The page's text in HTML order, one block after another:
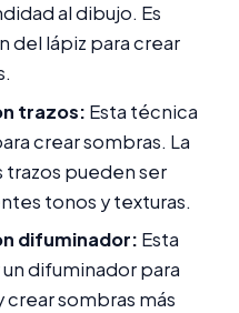
al dibujo. Es
del lápiz para crear
trazos: Esta técnica
crear sombras. La
pueden ser
tonos y texturas.
difuminador: Esta
difuminador para
crear sombras más